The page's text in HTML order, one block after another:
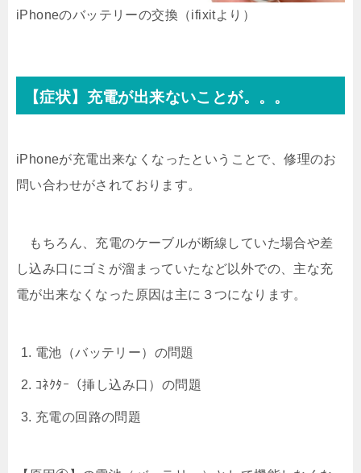
iPhoneのバッテリーの交換（ifixitより）
【症状】充電が出来ないことが。。。
iPhoneが充電出来なくなったということで、修理のお
問い合わせがされております。
もちろん、充電のケーブルが断線していた場合や差
し込み口にゴミが溜まっていたなど以外での、主な充
電が出来なくなった原因は主に３つになります。
電池（バッテリー）の問題
ｺﾈｸﾀｰ（挿し込み口）の問題
充電の回路の問題